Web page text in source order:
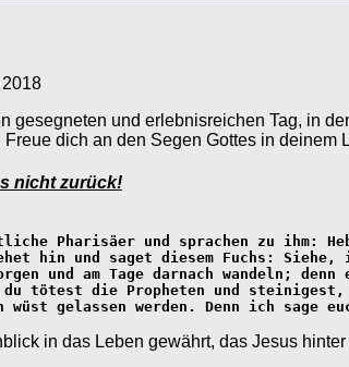
gesegneten und erlebnisreichen Tag, in
dich an den Segen Gottes in deinem
nicht zurück!
etliche Pharisäer und sprachen zu ihm:
hin und saget diesem Fuchs: Siehe,
und am Tage darnach wandeln;
du tötest die Propheten und
gelassen werden. Denn ich sage
in das Leben gewährt, das Jesus